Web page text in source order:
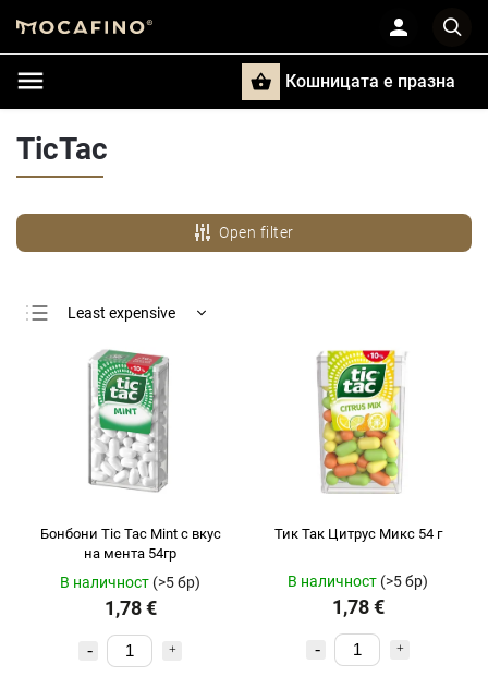
Кошницата e празна
TicTac
Open filter
Least expensive
Most expensive
Bestsellers
Alphabetically
Бонбони Tic Tac Mint с вкус
на мента 54гр
В наличност (>5 бр)
1,78 €
Тик Так Цитрус Микс 54 г
В наличност (>5 бр)
1,78 €